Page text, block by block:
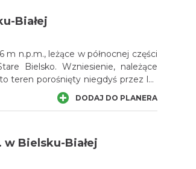
Białej
n.p.m., leżące w północnej części
Bielsko. Wzniesienie, należące
teren porośnięty niegdyś przez las
rozpoznawalne jest dzięki
ta jest popularnym miejscem
DODAJ DO PLANERA
Bielsku-Białej